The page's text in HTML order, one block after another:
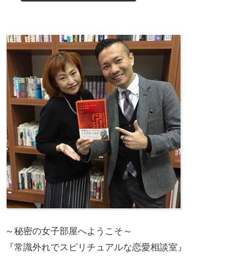
オトコのココロ研究所
お問い合わせ
～秘密の女子部屋へようこそ～
『常識外れでスピリチュアルな恋愛相談室』